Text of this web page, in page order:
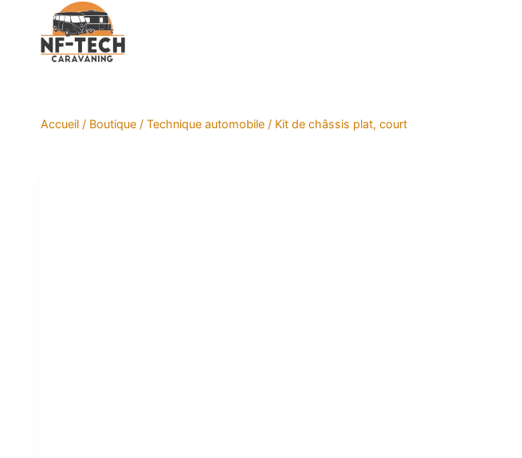
contenu
Accueil / Boutique / Technique automobile / Kit de châssis plat, court